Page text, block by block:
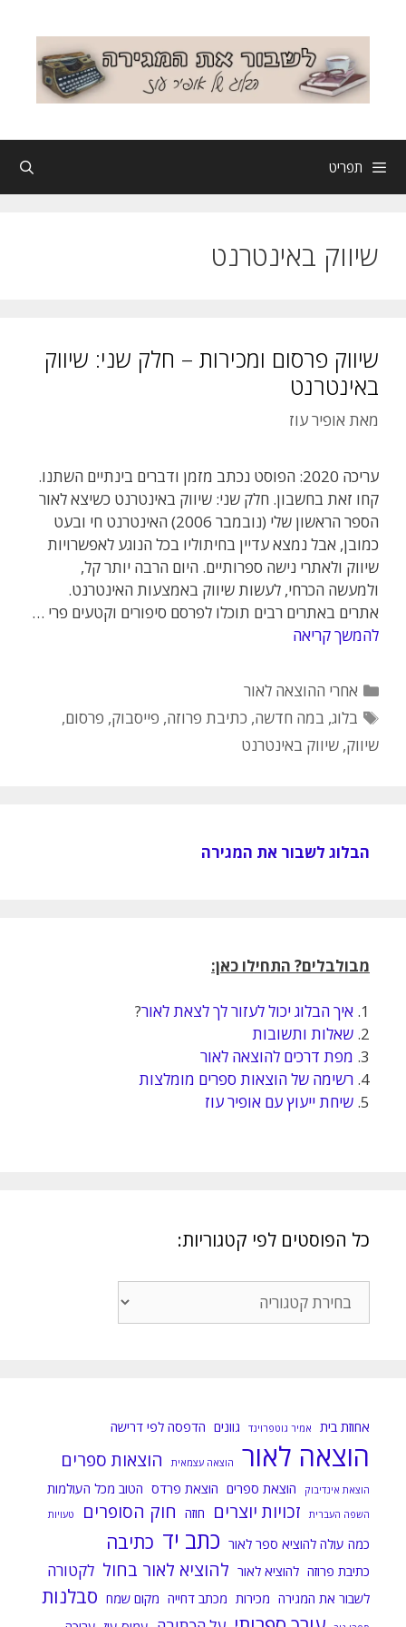
תפריט
שיווק באינטרנט
שיווק פרסום ומכירות – חלק שני: שיווק
באינטרנט
מאת אופיר עוז
עריכה 2020: הפוסט נכתב מזמן ודברים בינתיים השתנו.
קחו זאת בחשבון. חלק שני: שיווק באינטרנט כשיצא לאור
הספר הראשון שלי (נובמבר 2006) האינטרנט חי ובעט
כמובן, אבל נמצא עדיין בחיתוליו בכל הנוגע לאפשרויות
שיווק ולאתרי נישה ספרותיים. היום הרבה יותר קל,
ולמעשה הכרחי, לעשות שיווק באמצעות האינטרנט.
אתרים באתרים רבים תוכלו לפרסם סיפורים וקטעים פרי …
להמשך קריאה
קטגוריות
אחרי ההוצאה לאור
תגיות
בלוג, במה חדשה, כתיבת פרוזה, פייסבוק, פרסום,
שיווק, שיווק באינטרנט
הבלוג לשבור את המגירה
מבולבלים? התחילו כאן:
1. איך הבלוג יכול לעזור לך לצאת לאור?
2. שאלות ותשובות
3. מפת דרכים להוצאה לאור
4. רשימה של הוצאות ספרים מומלצות
5. שיחת ייעוץ עם אופיר עוז
כל הפוסטים לפי קטגוריות:
הפוסטים
אחוזת בית אמיר גוטפרוינד גוונים הדפסה לפי דרישה
הוצאה לאור הוצאה עצמאית הוצאות ספרים
הוצאת אינדיבוק הוצאת ספרים הוצאת פרדס הטוב מכל העולמות
השפה העברית זכויות יוצרים חוזה חוק הסופרים טעויות
כמה עולה להוציא ספר לאור כתב יד כתיבה
כתיבת פרוזה להוציא לאור להוציא לאור בחול לקטורה
לשבור את המגירה מכירות מכתב דחייה מקום שמח סבלנות